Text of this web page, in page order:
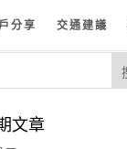
分享 交通建議
文章